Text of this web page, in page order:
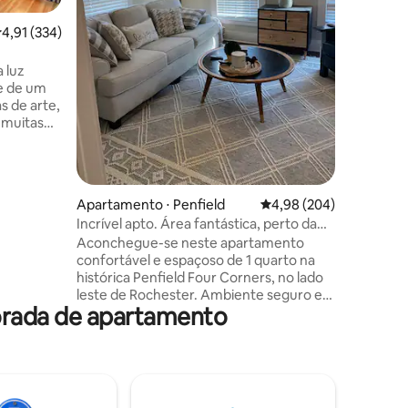
de uma avaliação média de 5, 334 avaliações
4,91 (334)
luz
de arte,
Apartamento ⋅ Penfield 4,98 de uma avaliação
4,98 (204)
Incrível apto. Área fantástica, perto da
cidade
Aconchegue-se neste apartamento
confortável e espaçoso de 1 quarto na
histórica Penfield Four Corners, no lado
leste de Rochester. Ambiente seguro e
suburbano, a apenas 8 km do centro de
Rochester. A uma curta distância a pé de
de apartamento